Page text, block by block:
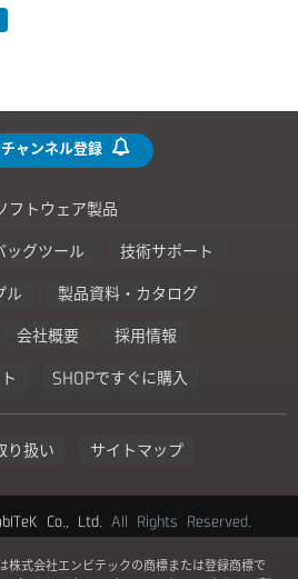
チャンネル登録
フトウェア製品
ッグツール 技術サポート
ル 製品資料・カタログ
会社概要 採用情報
SHOPですぐに購入
り扱い サイトマップ
Co., Ltd. All Rights Reserved.
株式会社エンビテックの商標または登録商標で